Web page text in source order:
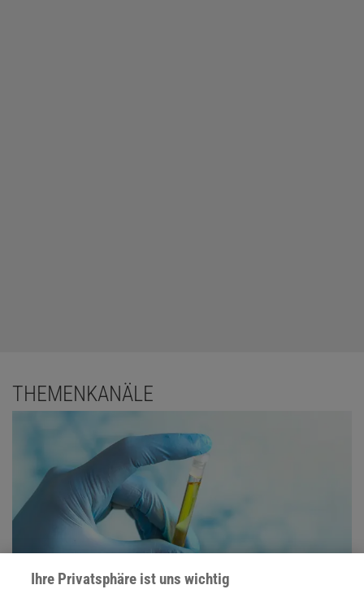
THEMENKANÄLE
Ihre Privatsphäre ist uns wichtig